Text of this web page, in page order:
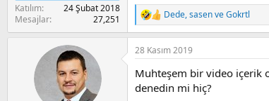
Katılım
24 Şubat 2018
Mesajlar
27,251
R
e
a
c
i
o
Dede,sasenveGokrtl
28 Kasım 2019
Muhteşem bir video içerik
denedin mi hiç?